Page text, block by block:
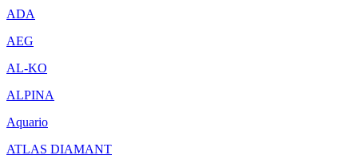
ADA
AEG
AL-KO
ALPINA
Aquario
ATLAS DIAMANT